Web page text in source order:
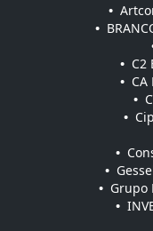
•
•
• C2
•
•
•
•
•
• Grupo
•